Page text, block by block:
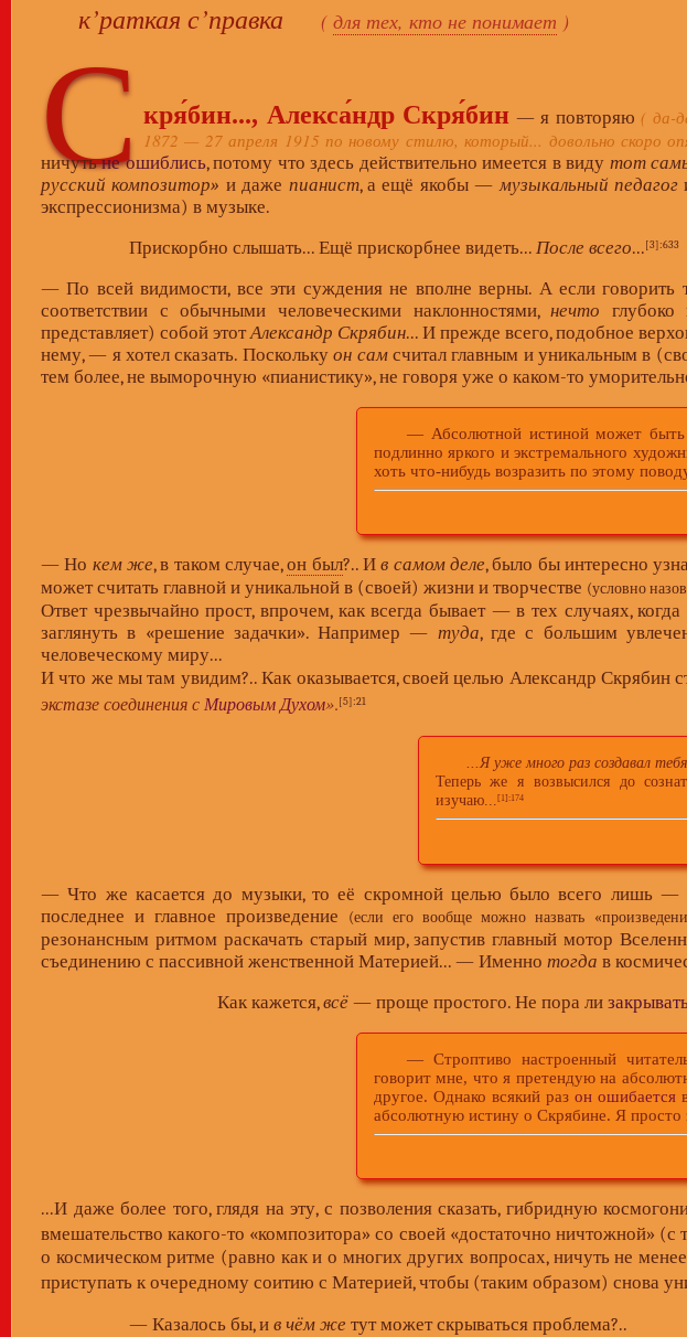
к’раткая с’правка ( для тех, кто не понимает )
Скря́бин..., Алекса́ндр Скря́бин — я повторяю ( да-
1872 — 27 апреля 1915 по новому стилю, который... довольно скоро
ничутьне ошиблись, потому что здесь действительно имеется в виду тот
русский композитор» и даже пианист, а ещё якобы — музыкальный педагог
экспрессионизма) в музыке.
Прискорбно слышать... Ещё прискорбнее видеть... После всего...[3]:633
— По всей видимости, все эти суждения не вполне верны. А если говорить
соответствии с обычными человеческими наклонностями,нечто
представляет) собой этотАлександр Скрябин... И прежде всего, подобное
нему, — я хотел сказать. Посколькуон самсчитал главным и уникальным в
тем более, не выморочную «пианистику», не говоря уже о каком-то
— Абсолютной истиной может быть
подлинно яркого и экстремального
хоть что-нибудь возразить по этому
— Но кем же, в таком случае,он был?.. Ив самом деле, было бы интересно
может считать главной и уникальной в (своей) жизни и творчестве (условно
Ответ чрезвычайно прост, впрочем, как всегда бывает — в тех случаях,
заглянуть в «решение задачки». Например — туда, где с большим
человеческому миру...
И что же мы там увидим?.. Как оказывается, своей целью Александр Скрябин
экстазе соединения с Мировым Духом».[5]:21
...Я уже много раз создавал
Теперь же я возвысился до
изучаю...
[1]:174
— Что же касается до музыки, то её скромной целью было всего лишь —
последнее и главное произведение
(если его вообще можно назвать
резонансным ритмом раскачать старый мир, запустив главный мотор
съединению с пассивной женственной Материей... — Именно тогда в
Как кажется,всё — проще простого. Не пора ли
— Строптиво настроенный читатель
говорит мне, что я претендую на
другое. Однако всякий раз он ошибается
абсолютную истину о Скрябине. Я просто
...И даже более того, глядя на эту, с позволения сказать, гибридную
вмешательство какого-то «композитора» со своей «достаточно ничтожной»
о космическом ритме (равно как и о многих других вопросах, ничуть не
приступать к очередному соитию с Материей, чтобы (таким образом) снова
— Казалось бы, и в чём же тут может скрываться проблема?..